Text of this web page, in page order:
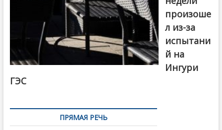
произоше
л из-за
испытани
й на
Ингури
ГЭС
ПРЯМАЯ РЕЧЬ